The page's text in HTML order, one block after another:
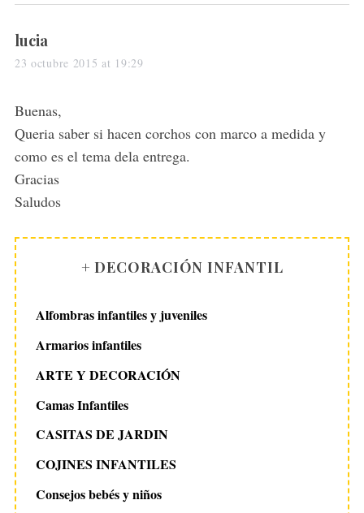
s
a
s
:
lucia
23 octubre 2015 at 19:29
Buenas,
Queria saber si hacen corchos con marco a medida y
como es el tema dela entrega.
Gracias
Saludos
+ DECORACIÓN INFANTIL
Alfombras infantiles y juveniles
Armarios infantiles
ARTE Y DECORACIÓN
Camas Infantiles
CASITAS DE JARDIN
COJINES INFANTILES
Consejos bebés y niños